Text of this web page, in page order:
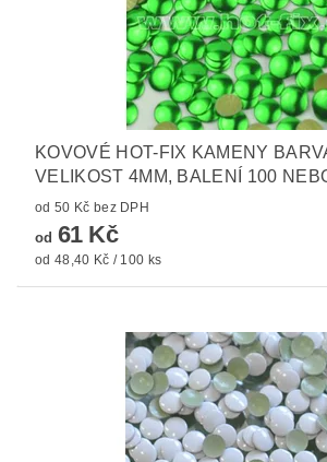
KOVOVÉ HOT-FIX KAMENY
VELIKOST 4MM, BALENÍ 100
od 50 Kč bez DPH
od 61 Kč
od 48,40 Kč / 100 ks